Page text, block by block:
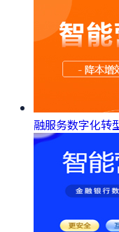
融服务数字化